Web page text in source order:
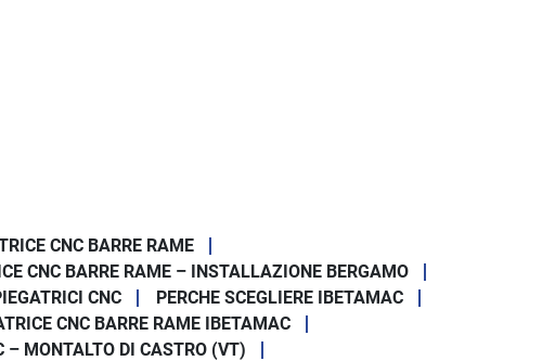
per:
subito informazioni
CNC BARRE RAME
CNC BARRE RAME – INSTALLAZIONE BERGAMO
CNC
PERCHE SCEGLIERE IBETAMAC
CNC BARRE RAME IBETAMAC
– MONTALTO DI CASTRO (VT)